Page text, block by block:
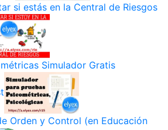
si estás en la Central de Riesgos
Simulador Gratis
Orden y Control (en Educación